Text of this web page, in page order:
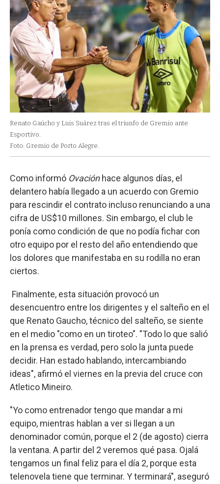
Renato Gaúcho y Luis Suárez tras el triunfo de Gremio ante
Esportivo.
Foto: Gremio de Porto Alegre.
Como informó Ovación hace algunos días, el
delantero había llegado a un acuerdo con Gremio
para rescindir el contrato incluso renunciando a una
cifra de US$10 millones. Sin embargo, el club le
ponía como condición de que no podía fichar con
otro equipo por el resto del año entendiendo que
los dolores que manifestaba en su rodilla no eran
ciertos.
Finalmente, esta situación provocó un
desencuentro entre los dirigentes y el salteño en el
que Renato Gaucho, técnico del salteño, se siente
en el medio "como en un tiroteo". "Todo lo que salió
en la prensa es verdad, pero solo la junta puede
decidir. Han estado hablando, intercambiando
ideas", afirmó el viernes en la previa del cruce con
Atletico Mineiro.
"Yo como entrenador tengo que mandar a mi
equipo, mientras hablan a ver si llegan a un
denominador común, porque el 2 (de agosto) cierra
la ventana. A partir del 2 veremos qué pasa. Ojalá
tengamos un final feliz para el día 2, porque esta
telenovela tiene que terminar. Y terminará", aseguró